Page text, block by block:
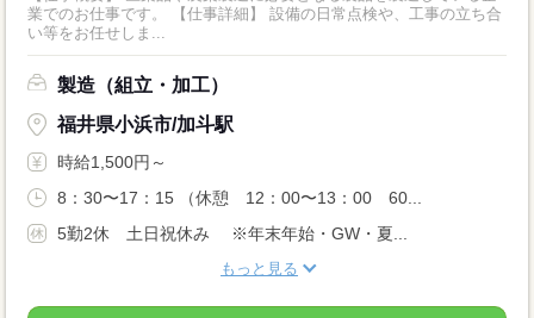
業でのお仕事です。 【仕事詳細】 設備の日常点検や、工事の立ち合
い等をお任せしま...
製造（組立・加工）
福井県小浜市/加斗駅
時給1,500円～
8：30〜17：15 （休憩 12：00〜13：00 60...
5勤2休 土日祝休み ※年末年始・GW・夏...
もっと見る